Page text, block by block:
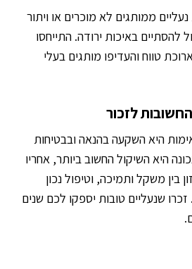
ממותגים לא מוכרים או ויתור
להסתיים באיכות ירודה. התייחסו
טווח והעדיפו מותגים בעלי
לזכור
היא השקעה בהנאה ובבטיחות
היא השיקול החשוב ביותר, אחריו
בין משקל ותמיכה, וטיפול נכון
זכרו שנעליים טובות יספקו לכם שנים